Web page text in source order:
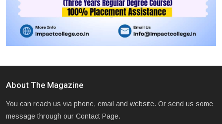
About The Magazine
You can reach us via phone, email and website. Or send us some
message through our Contact Page.